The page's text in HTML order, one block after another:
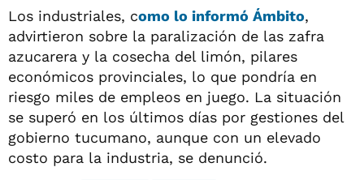
Los industriales, como lo informó Ámbito,
advirtieron sobre la paralización de las zafra
azucarera y la cosecha del limón, pilares
económicos provinciales, lo que pondría en
riesgo miles de empleos en juego. La situación
se superó en los últimos días por gestiones del
gobierno tucumano, aunque con un elevado
costo para la industria, se denunció.